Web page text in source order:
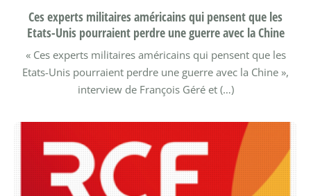
Ces experts militaires américains qui pensent que les
Etats-Unis pourraient perdre une guerre avec la Chine
« Ces experts militaires américains qui pensent que les
Etats-Unis pourraient perdre une guerre avec la Chine »,
interview de François Géré et (…)